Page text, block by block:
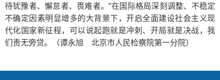
待犹豫者、懈怠者、畏难者。”在国际格局深刻调整、不稳定
不确定因素明显增多的大背景下，开启全面建设社会主义现
代化国家新征程，可以说起跑就是冲刺、开局就是决战，我
们责无旁贷。（谭永旭 北京市人民检察院第一分院）